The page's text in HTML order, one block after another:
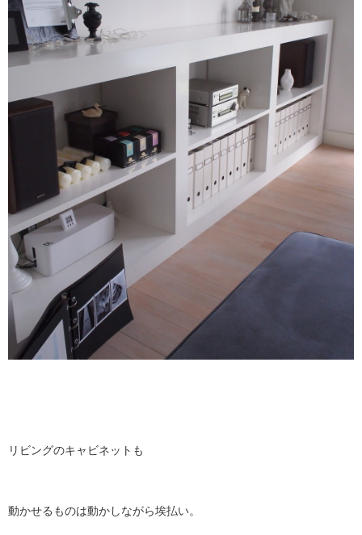
リビングのキャビネットも
動かせるものは動かしながら埃払い。